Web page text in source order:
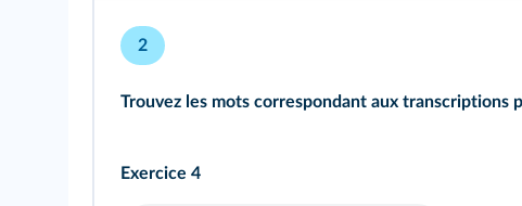
2
Trouvez les mots correspondant aux transcriptions
Exercice 4